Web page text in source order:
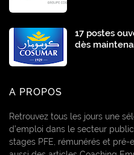
17 postes
dès
A PROPOS
Retrouvez tous les jours une
d’emploi dans le secteur
stages PFE, rémunérés et